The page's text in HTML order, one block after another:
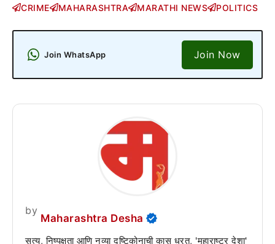
CRIME MAHARASHTRA MARATHI NEWS POLITICS
Join WhatsApp Join Now
by
Maharashtra Desha
सत्य, निष्पक्षता आणि नव्या दृष्टिकोनाची कास धरत, 'महाराष्ट्र देशा'